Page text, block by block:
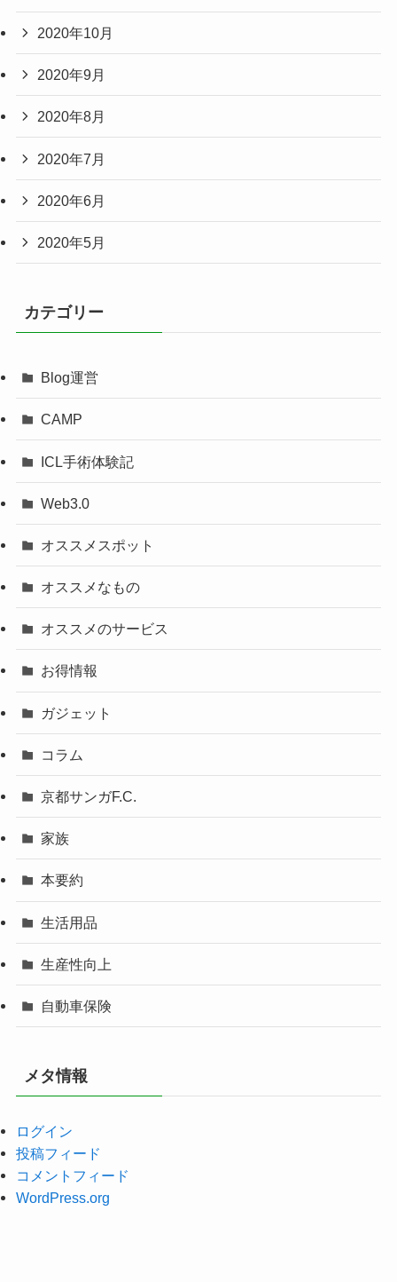
2020年10月
2020年9月
2020年8月
2020年7月
2020年6月
2020年5月
カテゴリー
Blog運営
CAMP
ICL手術体験記
Web3.0
オススメスポット
オススメなもの
オススメのサービス
お得情報
ガジェット
コラム
京都サンガF.C.
家族
本要約
生活用品
生産性向上
自動車保険
メタ情報
ログイン
投稿フィード
コメントフィード
WordPress.org